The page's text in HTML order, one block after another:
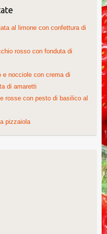
al limone con confettura di
rosso con fonduta di
e nocciole con crema di
di amaretti
rosse con pesto di basilico al
pizzaiola